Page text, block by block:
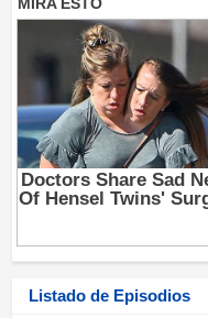
Listado de Episodios